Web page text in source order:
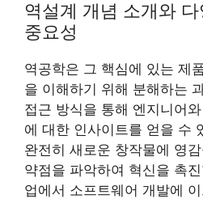
역설계 개념 소개와
중요성
역공학은 그 핵심에 있는 제
을 이해하기 위해 분해하는
접근 방식을 통해 엔지니어
에 대한 인사이트를 얻을 수
완전히 새로운 창작물에 영
약점을 파악하여 혁신을 촉
업에서 소프트웨어 개발에